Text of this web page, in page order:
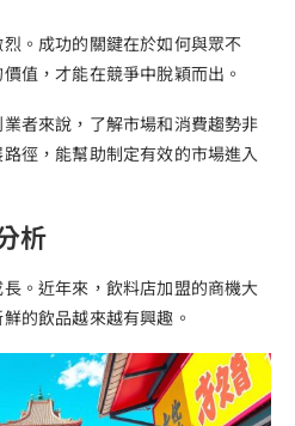
。成功的關鍵在於如何與眾不
值，才能在競爭中脫穎而出。
者來說，了解市場和消費趨勢非
徑，能幫助制定有效的市場進入
析
。近年來，飲料店加盟的商機大
的飲品越來越有興趣。